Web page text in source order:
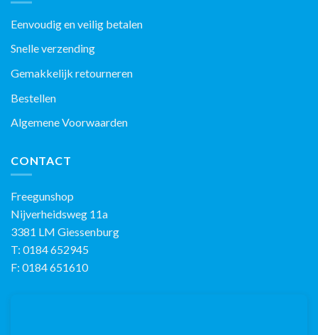
Eenvoudig en veilig betalen
Snelle verzending
Gemakkelijk retourneren
Bestellen
Algemene Voorwaarden
CONTACT
Freegunshop
Nijverheidsweg 11a
3381 LM Giessenburg
T: 0184 652945
F: 0184 651610